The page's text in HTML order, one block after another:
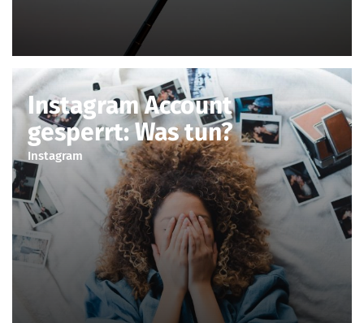
Instagram Account
gesperrt: Was tun?
Instagram